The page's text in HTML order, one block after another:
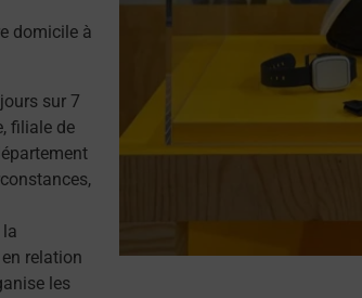
domicile à
sur 7
filiale de
relation
les